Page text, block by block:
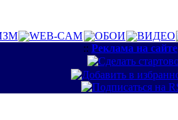
WEB-CAM ОБОИ ВИДЕО
:: Реклама на сайте